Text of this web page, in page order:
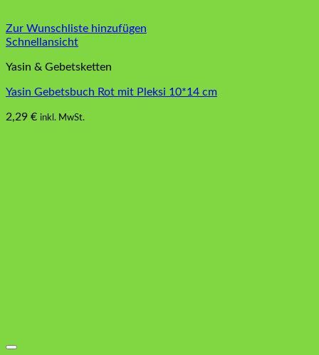
Zur Wunschliste hinzufügen
Schnellansicht
Yasin & Gebetsketten
Yasin Gebetsbuch Rot mit Pleksi 10*14 cm
2,29 € inkl. MwSt.